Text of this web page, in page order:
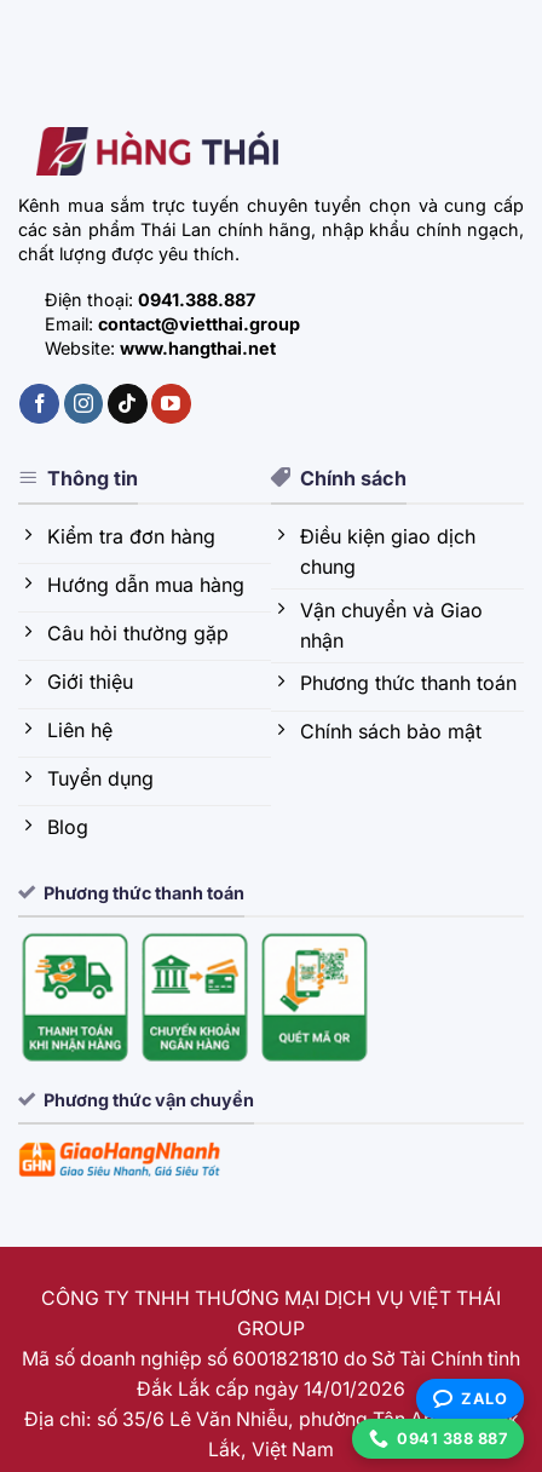
Kênh mua sắm trực tuyến chuyên tuyển chọn và cung cấp
các sản phẩm Thái Lan chính hãng, nhập khẩu chính ngạch,
chất lượng được yêu thích.
Điện thoại: 0941.388.887
Email: contact@vietthai.group
Website: www.hangthai.net
Thông tin
Kiểm tra đơn hàng
Hướng dẫn mua hàng
Câu hỏi thường gặp
Giới thiệu
Liên hệ
Tuyển dụng
Blog
Chính sách
Điều kiện giao dịch
chung
Vận chuyển và Giao
nhận
Phương thức thanh toán
Chính sách bảo mật
Phương thức thanh toán
Phương thức vận chuyển
CÔNG TY TNHH THƯƠNG MẠI DỊCH VỤ VIỆT THÁI
GROUP
Mã số doanh nghiệp số 6001821810 do Sở Tài Chính tỉnh
Đắk Lắk cấp ngày 14/01/2026
Địa chỉ: số 35/6 Lê Văn Nhiễu, phường Tân An, tỉnh Đắk
Lắk, Việt Nam
ZALO
0941 388 887